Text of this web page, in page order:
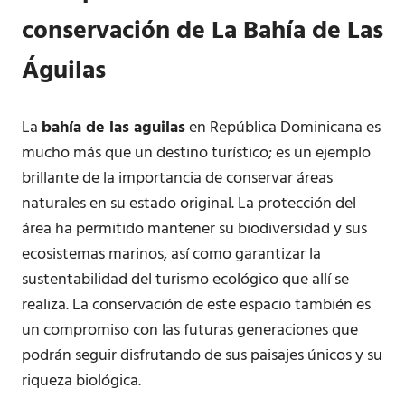
conservación de La Bahía de Las
Águilas
La bahía de las aguilasen República Dominicana es
mucho más que un destino turístico; es un ejemplo
brillante de la importancia de conservar áreas
naturales en su estado original. La protección del
área ha permitido mantener su biodiversidad y sus
ecosistemas marinos, así como garantizar la
sustentabilidad del turismo ecológico que allí se
realiza. La conservación de este espacio también es
un compromiso con las futuras generaciones que
podrán seguir disfrutando de sus paisajes únicos y su
riqueza biológica.